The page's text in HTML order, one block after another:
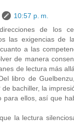
10:57 p. m.
de los
las exigencias de
a las
de manera
de lectura más
libro de
de bachiller, la
para ellos, así que
la lectura